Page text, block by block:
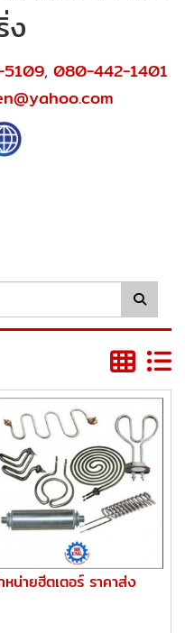
ง
, 080-442-1401
หน่ายฮีตเตอร์ ราคาส่ง